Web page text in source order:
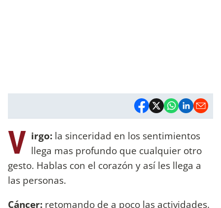
V irgo: la sinceridad en los sentimientos
llega mas profundo que cualquier otro
gesto. Hablas con el corazón y así les llega a
las personas.
Cáncer: retomando de a poco las actividades.